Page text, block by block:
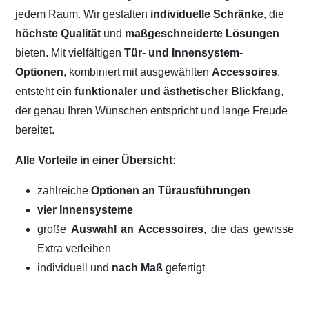
jedem Raum. Wir gestalten individuelle Schränke, die
höchste Qualität und maßgeschneiderte Lösungen
bieten. Mit vielfältigenTür- und Innensystem-
Optionen, kombiniert mit ausgewählten Accessoires,
entsteht einfunktionaler und ästhetischer Blickfang,
der genau Ihren Wünschen entspricht und lange Freude
bereitet.
Alle Vorteile in einer Übersicht:
zahlreicheOptionen an Türausführungen
vier Innensysteme
große Auswahl an Accessoires, die das gewisse
Extra verleihen
individuell und nach Maßgefertigt